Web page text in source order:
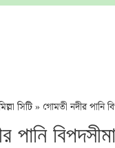
সিটি» গোমতী নদীর পানি
পানি